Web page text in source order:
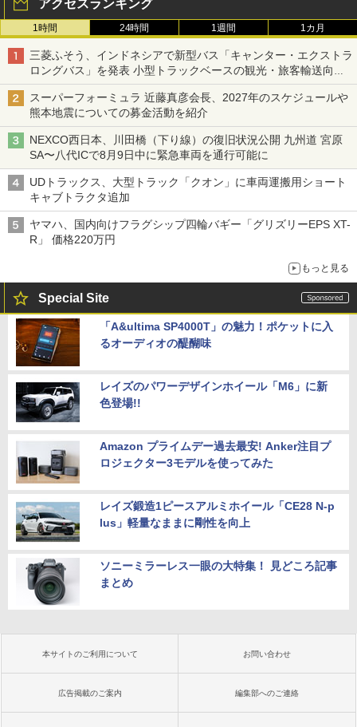
アクセスランキング
1時間 24時間 1週間 1カ月
三菱ふそう、インドネシアで新型バス「キャンター・エクストラ
ロングバス」を発表 小型トラックベースの観光・旅客輸送向け
バス
スーパーフォーミュラ 近藤真彦会長、2027年のスケジュールや
熊本地震についての募金活動を紹介
NEXCO西日本、川田橋（下り線）の復旧状況公開 九州道 宮原
SA〜八代ICで8月9日中に緊急車両を通行可能に
UDトラックス、大型トラック「クオン」に車両運搬用ショート
キャブトラクタ追加
ヤマハ、国内向けフラグシップ四輪バギー「グリズリーEPS XT-
R」 価格220万円
もっと見る
Special Site
「A&ultima SP4000T」の魅力！ポケットに入
るオーディオの醍醐味
レイズのパワーデザインホイール「M6」に新
色登場!!
Amazon プライムデー過去最安! Anker注目プ
ロジェクター3モデルを使ってみた
レイズ鍛造1ピースアルミホイール「CE28 N-p
lus」軽量なままに剛性を向上
ソニーミラーレス一眼の大特集！ 見どころ記事
まとめ
本サイトのご利用について お問い合わせ
広告掲載のご案内 編集部へのご連絡